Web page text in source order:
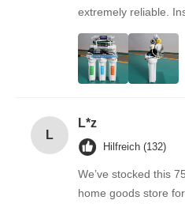
WasserFiltergehäuse
Wasserfilter
RO-Membran für
UVwassersterilisator
extremely reliable.
the filters are easy to
quality feedback
overwhelmingly
work with — orders
consistent. As a
happier with both the
L
L*z
Hilfreich (132)
We’ve stocked this
home goods store